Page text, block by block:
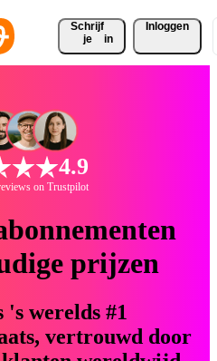
Schrijf
je
in
Inloggen
4.9
on Trustpilot
prijzen
's werelds #1
vertrouwd door